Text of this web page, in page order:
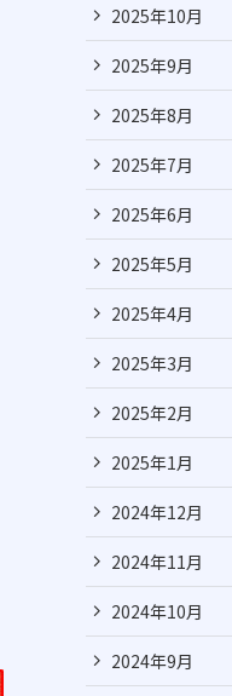
2025年10月
2025年9月
2025年8月
2025年7月
2025年6月
2025年5月
2025年4月
2025年3月
2025年2月
2025年1月
2024年12月
2024年11月
2024年10月
2024年9月